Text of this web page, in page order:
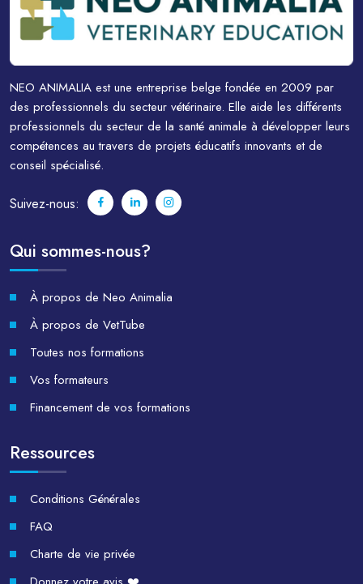
NEO ANIMALIA est une entreprise belge fondée en 2009 par
des professionnels du secteur vétérinaire. Elle aide les différents
professionnels du secteur de la santé animale à développer leurs
compétences au travers de projets éducatifs innovants et de
conseil spécialisé.
Suivez-nous:
Qui sommes-nous?
À propos de Neo Animalia
À propos de VetTube
Toutes nos formations
Vos formateurs
Financement de vos formations
Ressources
Conditions Générales
FAQ
Charte de vie privée